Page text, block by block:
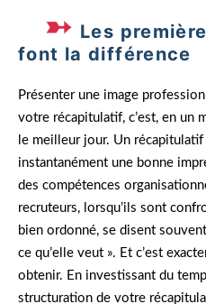
Les
font la différence
Présenter une image
votre récapitulatif, c’est, en un
le meilleur jour. Un
instantanément une bonne
des compétences
recruteurs, lorsqu’ils sont
bien ordonné, se disent
ce qu’elle veut ». Et c’est
obtenir. En investissant du
structuration de votre